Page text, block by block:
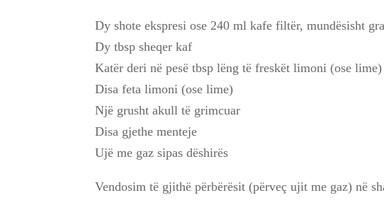
Dy shote ekspresi ose 240 ml kafe filtër, mundësisht
Dy tbsp sheqer kaf
Katër deri në pesë tbsp lëng të freskët limoni (ose lime)
Disa feta limoni (ose lime)
Një grusht akull të grimcuar
Disa gjethe menteje
Ujë me gaz sipas dëshirës
Vendosim të gjithë përbërësit (përveç ujit me gaz) në